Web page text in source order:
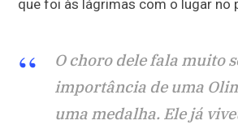
que foi às lágrimas com o lugar no
O choro dele fala muito
importância de uma
uma medalha. Ele já